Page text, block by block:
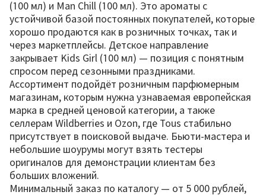
(100 мл) и Man Chill (100 мл). Это ароматы с
устойчивой базой постоянных покупателей, которые
хорошо продаются как в розничных точках, так и
через маркетплейсы. Детское направление
закрывает Kids Girl (100 мл) — позиция с понятным
спросом перед сезонными праздниками.
Ассортимент подойдёт розничным парфюмерным
магазинам, которым нужна узнаваемая европейская
марка в средней ценовой категории, а также
селлерам Wildberries и Ozon, где Tous стабильно
присутствует в поисковой выдаче. Бьюти-мастера и
небольшие шоурумы могут взять тестеры
оригиналов для демонстрации клиентам без
больших вложений.
Минимальный заказ по каталогу — от 5 000 рублей,